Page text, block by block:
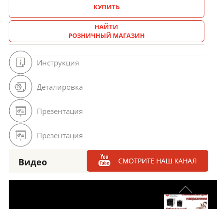
КУПИТЬ
НАЙТИ
РОЗНИЧНЫЙ МАГАЗИН
Инструкция
Деталировка
Презентация
Презентация
Видео